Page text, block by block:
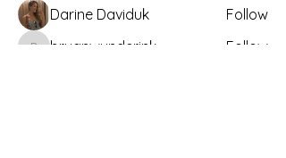
Darine Daviduk
Follow
bryanwunderink Follow